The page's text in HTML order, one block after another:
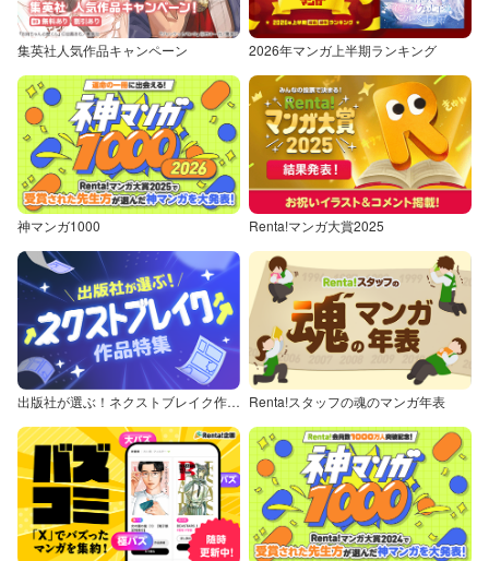
集英社人気作品キャンペーン 2026年マンガ上半期ランキング
神マンガ1000 Renta!マンガ大賞2025
出版社が選ぶ！ネクストブレイク作品特集 Renta!スタッフの魂のマンガ年表